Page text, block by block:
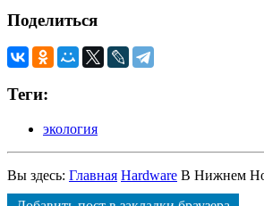
Поделиться
Теги:
экология
Вы здесь: Главная Hardware В Нижнем